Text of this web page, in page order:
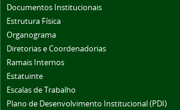
Documentos Institucionais
Estrutura Física
Organograma
Diretorias e Coordenadorias
Ramais Internos
Estatuinte
Escalas de Trabalho
Plano de Desenvolvimento Institucional (PDI)